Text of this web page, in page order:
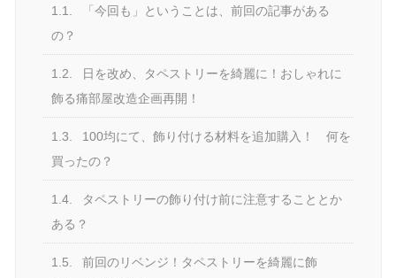
1.1.
「今回も」ということは、前回の記事がある
の？
1.2.
日を改め、タペストリーを綺麗に！おしゃれに
飾る痛部屋改造企画再開！
1.3.
100均にて、飾り付ける材料を追加購入！ 何を
買ったの？
1.4.
タペストリーの飾り付け前に注意することとか
ある？
1.5.
前回のリベンジ！タペストリーを綺麗に飾